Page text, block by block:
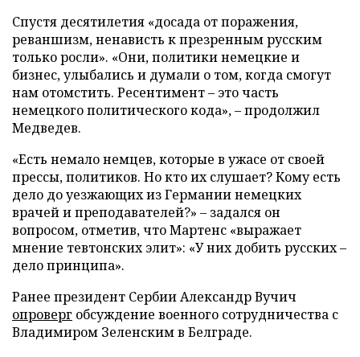
Спустя десятилетия «досада от поражения,
реваншизм, ненависть к презренным русским
только росли». «Они, политики немецкие и
бизнес, улыбались и думали о том, когда смогут
нам отомстить. Ресентимент – это часть
немецкого политического кода», – продолжил
Медведев.
«Есть немало немцев, которые в ужасе от своей
прессы, политиков. Но кто их слушает? Кому есть
дело до уезжающих из Германии немецких
врачей и преподавателей?» – задался он
вопросом, отметив, что Мартенс «выражает
мнение тевтонских элит»: «У них добить русских –
дело принципа».
Ранее президент Сербии Александр Вучич
опроверг обсуждение военного сотрудничества с
Владимиром Зеленским в Белграде.